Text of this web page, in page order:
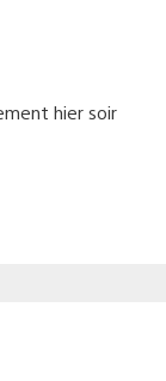
hier soir